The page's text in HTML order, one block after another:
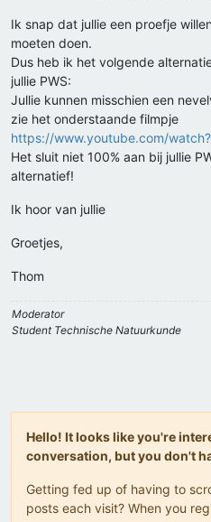
Ik snap dat jullie een proefje
moeten doen.
Dus heb ik het volgende
jullie PWS:
Jullie kunnen misschien een
zie het onderstaande filmpje
https://www.youtube.com/
Het sluit niet 100% aan bij jullie
alternatief!
Ik hoor van jullie
Groetjes,
Thom
Moderator
Student Technische Natuurkunde
Hello! It looks like you're
conversation, but you don't
Getting fed up of having to
posts each visit? When you